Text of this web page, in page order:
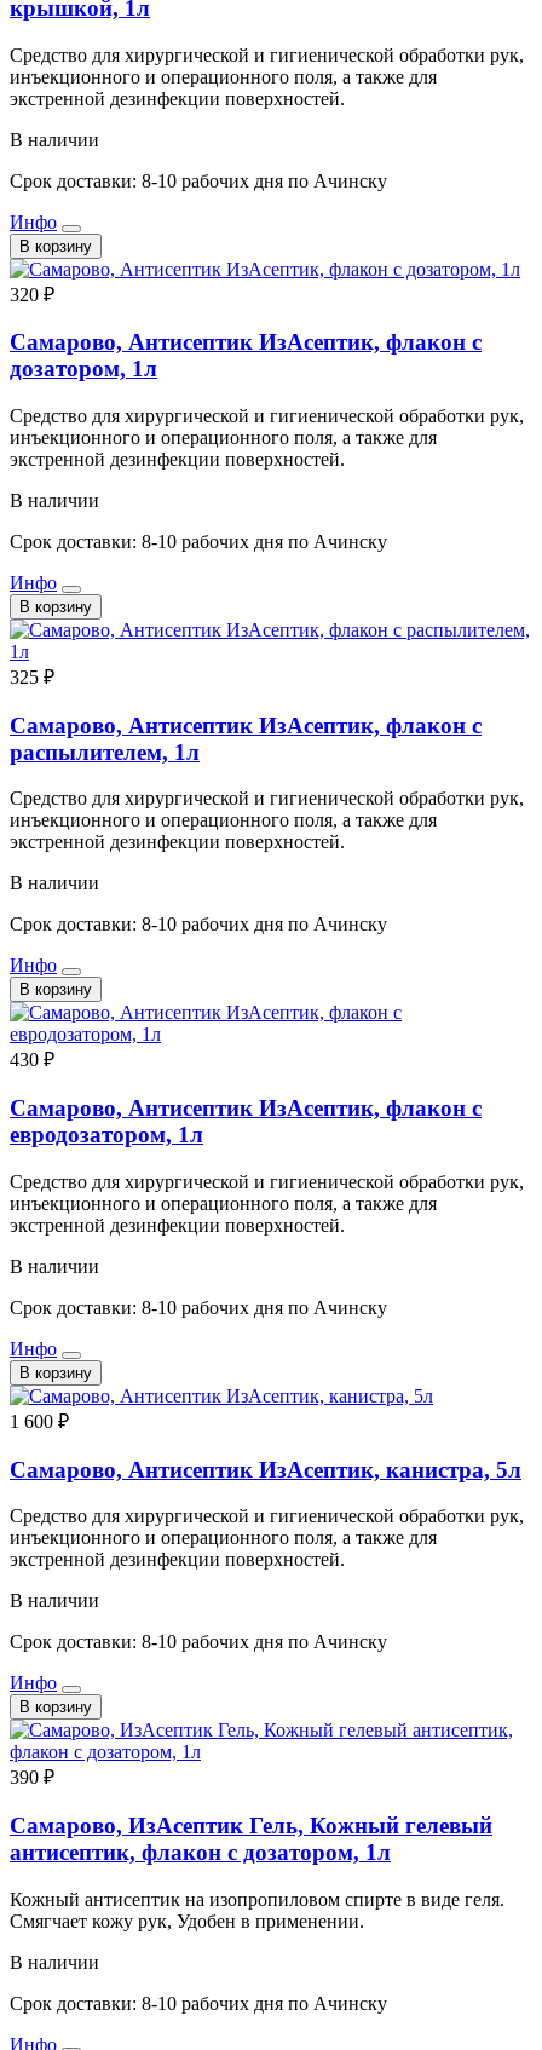
крышкой, 1л
Средство для хирургической и гигиенической обработки рук,
инъекционного и операционного поля, а также для
экстренной дезинфекции поверхностей.
В наличии
Срок доставки: 8-10 рабочих дня по Ачинску
Инфо
В корзину
320 ₽
Самарово, Антисептик ИзАсептик, флакон с
дозатором, 1л
Средство для хирургической и гигиенической обработки рук,
инъекционного и операционного поля, а также для
экстренной дезинфекции поверхностей.
В наличии
Срок доставки: 8-10 рабочих дня по Ачинску
Инфо
В корзину
325 ₽
Самарово, Антисептик ИзАсептик, флакон с
распылителем, 1л
Средство для хирургической и гигиенической обработки рук,
инъекционного и операционного поля, а также для
экстренной дезинфекции поверхностей.
В наличии
Срок доставки: 8-10 рабочих дня по Ачинску
Инфо
В корзину
430 ₽
Самарово, Антисептик ИзАсептик, флакон с
евродозатором, 1л
Средство для хирургической и гигиенической обработки рук,
инъекционного и операционного поля, а также для
экстренной дезинфекции поверхностей.
В наличии
Срок доставки: 8-10 рабочих дня по Ачинску
Инфо
В корзину
1 600 ₽
Самарово, Антисептик ИзАсептик, канистра, 5л
Средство для хирургической и гигиенической обработки рук,
инъекционного и операционного поля, а также для
экстренной дезинфекции поверхностей.
В наличии
Срок доставки: 8-10 рабочих дня по Ачинску
Инфо
В корзину
390 ₽
Самарово, ИзАсептик Гель, Кожный гелевый
антисептик, флакон с дозатором, 1л
Кожный антисептик на изопропиловом спирте в виде геля.
Смягчает кожу рук, Удобен в применении.
В наличии
Срок доставки: 8-10 рабочих дня по Ачинску
Инфо